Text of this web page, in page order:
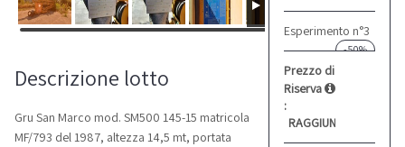
Esperimento n°3
-50%
Prezzo di
Riserva
:
RAGGIUNTO
Descrizione lotto
Gru San Marco mod. SM500 145-15 matricola
MF/793 del 1987, altezza 14,5 mt, portata